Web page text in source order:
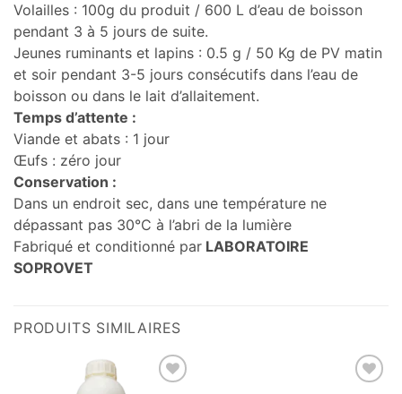
Volailles : 100g du produit / 600 L d’eau de boisson
pendant 3 à 5 jours de suite.
Jeunes ruminants et lapins : 0.5 g / 50 Kg de PV matin
et soir pendant 3-5 jours consécutifs dans l’eau de
boisson ou dans le lait d’allaitement.
Temps d’attente :
Viande et abats : 1 jour
Œufs : zéro jour
Conservation :
Dans un endroit sec, dans une température ne
dépassant pas 30°C à l’abri de la lumière
Fabriqué et conditionné par LABORATOIRE
SOPROVET
PRODUITS SIMILAIRES